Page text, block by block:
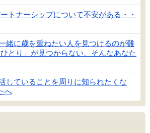
ートナーシップについて不安がある・・
緒に歳を重ねたい人を見つけるのが難
とり」が見つからない、そんなあなた
していることを周りに知られたくな
へ